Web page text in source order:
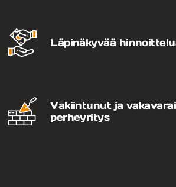
Läpinäkyvää
Vakiintunut ja
perheyritys